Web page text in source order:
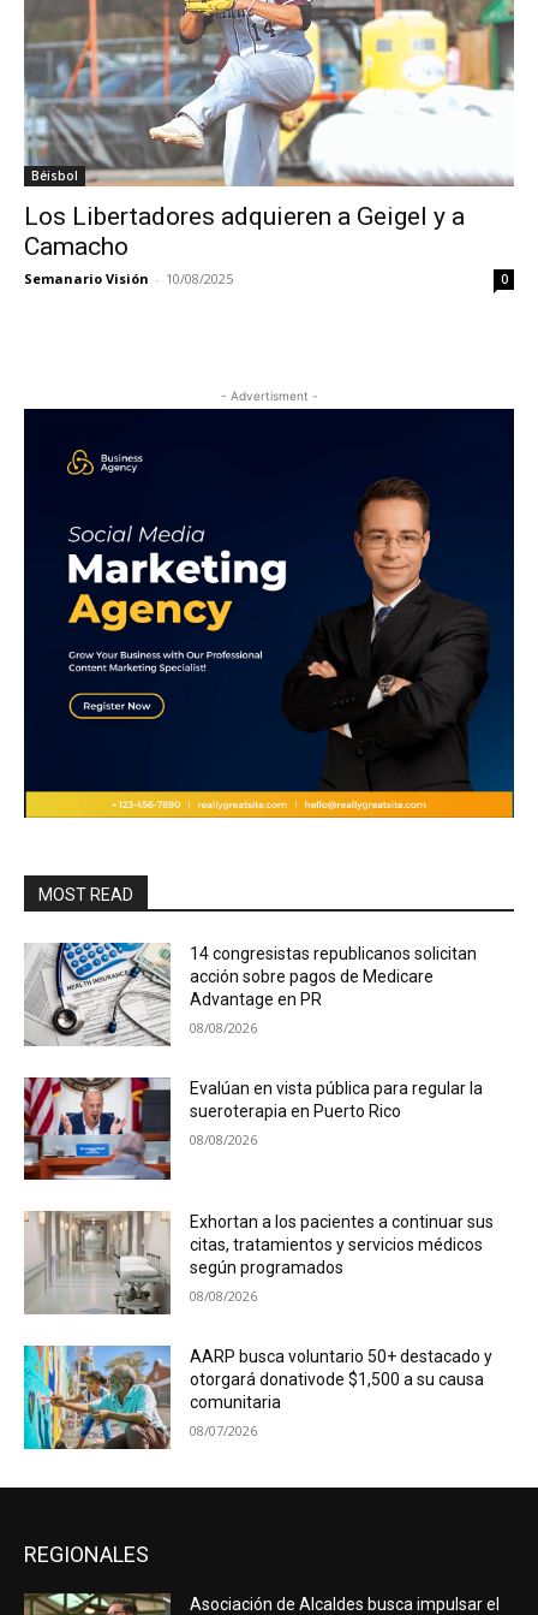
Béisbol
Los Libertadores adquieren a Geigel y a
Camacho
Semanario Visión - 10/08/2025 0
- Advertisment -
MOST READ
14 congresistas republicanos solicitan
acción sobre pagos de Medicare
Advantage en PR
08/08/2026
Evalúan en vista pública para regular la
sueroterapia en Puerto Rico
08/08/2026
Exhortan a los pacientes a continuar sus
citas, tratamientos y servicios médicos
según programados
08/08/2026
AARP busca voluntario 50+ destacado y
otorgará donativode $1,500 a su causa
comunitaria
08/07/2026
REGIONALES
Asociación de Alcaldes busca impulsar el